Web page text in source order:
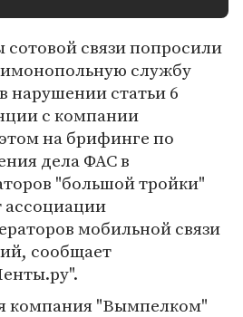
связи попросили
службу
нарушении статьи 6
с компании
на брифинге по
дела ФАС в
"большой тройки"
ассоциации
мобильной связи
сообщает
компания "Вымпелком"